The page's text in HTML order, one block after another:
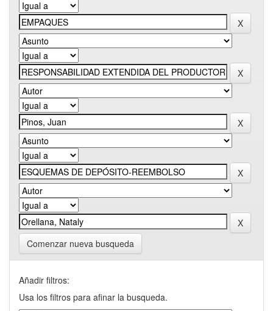
Comenzar nueva busqueda
Añadir filtros:
Usa los filtros para afinar la busqueda.